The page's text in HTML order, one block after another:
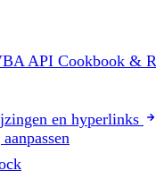
API Cookbook &
en hyperlinks